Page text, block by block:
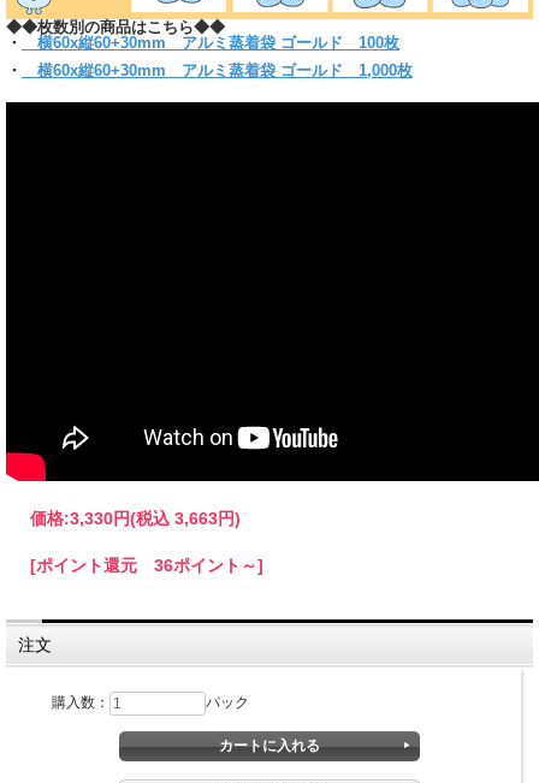
【クリックポスト対象商品】
＊クリックポスト対象商品で、サイズ横25x縦34ｘ厚さ3cmのパッケージに収まる
分量
＊他のサイズとの組み合わせてご購入の場合は当店にお任せください。1通で入ら
必ず【ご注文確定メール】をご確認ください。
◆◆枚数別の商品はこちら◆◆
・
横60x縦60+30mm アルミ蒸着袋 ゴールド 100枚
・
横60x縦60+30mm アルミ蒸着袋 ゴールド 1,000枚
価格:3,330円(税込 3,663円)
[ポイント還元 36ポイント～]
注文
購入数： パック